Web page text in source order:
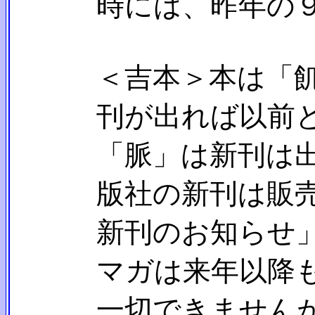
＜吉本＞本は「飢
刊が出れば以前と
「脈」は新刊は出
版社の新刊は販売
新刊のお知らせ」
マガは来年以降も